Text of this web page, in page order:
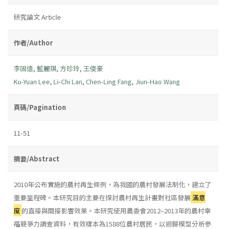
研究論文 Article
作者/Author
李固遠, 藍麗琪, 方珍玲, 王俊豪
Ku-Yuan Lee, Li-Chi Lan, Chen-Ling Fang, Jiun-Hao Wang
頁碼/Pagination
11-51
摘要/Abstract
2010年公布實施的農村再生條例，為我國的農村發展法制化，建立了
重要里程碑。本研究目的主要在探討農村再生計畫對社區發展滿意
度 的直接與間接影響效果。本研究使用農委會2012–2013年的農村幸
福競爭力調查資料，有效樣本為1588位農村居民，以迴歸模型分析參